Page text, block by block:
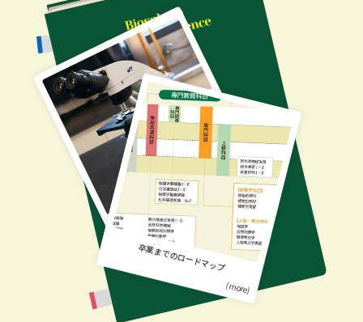
生地のフィールドワーク(fieldwork)
卒業までのロードマップ
(more)